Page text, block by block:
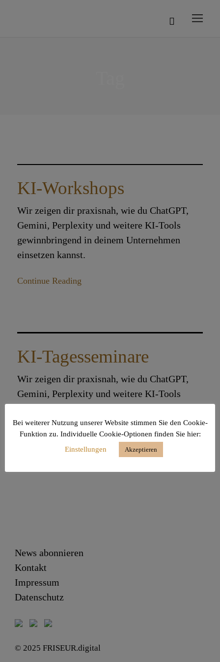
KI-Workshops
Wir zeigen dir praxisnah, wie du ChatGPT,
Gemini, Perplexity und weitere KI-Tools
gewinnbringend in deinem Unternehmen
einsetzen kannst.
Continue Reading
KI-Tagesseminare
Wir zeigen dir praxisnah, wie du ChatGPT,
Gemini, Perplexity und weitere KI-Tools
einsetzen kannst.
Continue Reading
News abonnieren
Kontakt
Impressum
Datenschutz
© 2025 FRISEUR.digital
Bei weiterer Nutzung unserer Website stimmen Sie den Cookie-
Funktion zu. Individuelle Cookie-Optionen finden Sie hier:
Einstellungen
Akzeptieren